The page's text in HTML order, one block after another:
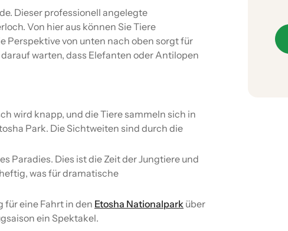
Dieser professionell angelegte
Von hier aus können Sie Tiere
Perspektive von unten nach oben sorgt für
warten, dass Elefanten oder Antilopen
wird knapp, und die Tiere sammeln sich in
Park. Die Sichtweiten sind durch die
Paradies. Dies ist die Zeit der Jungtiere und
was für dramatische
für eine Fahrt in den Etosha Nationalpark über
ein Spektakel.